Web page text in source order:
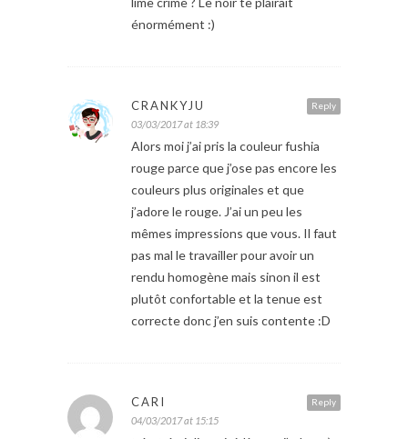
énormément :)
Reply
CRANKYJU
03/03/2017 at 18:39
Alors moi j’ai pris la couleur fushia
rouge parce que j’ose pas encore les
couleurs plus originales et que
j’adore le rouge. J’ai un peu les
mêmes impressions que vous. Il faut
pas mal le travailler pour avoir un
rendu homogène mais sinon il est
plutôt confortable et la tenue est
correcte donc j’en suis contente :D
Reply
CARI
04/03/2017 at 15:15